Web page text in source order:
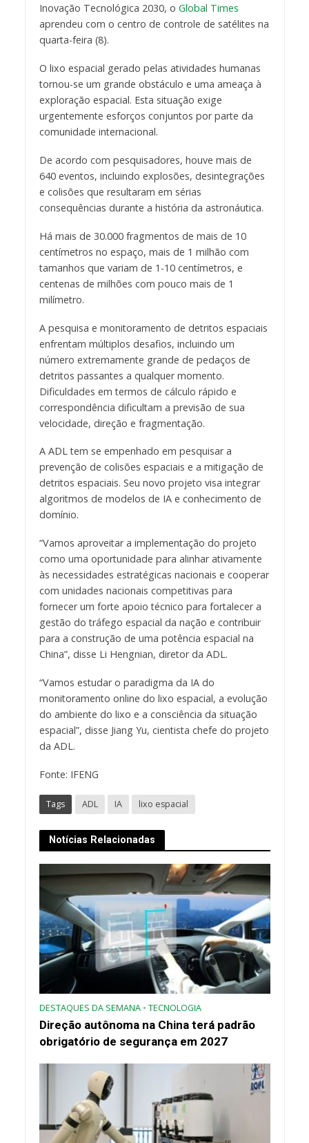
Inovação Tecnológica 2030, o Global Times
aprendeu com o centro de controle de satélites na
quarta-feira (8).
O lixo espacial gerado pelas atividades humanas
tornou-se um grande obstáculo e uma ameaça à
exploração espacial. Esta situação exige
urgentemente esforços conjuntos por parte da
comunidade internacional.
De acordo com pesquisadores, houve mais de
640 eventos, incluindo explosões, desintegrações
e colisões que resultaram em sérias
consequências durante a história da astronáutica.
Há mais de 30.000 fragmentos de mais de 10
centímetros no espaço, mais de 1 milhão com
tamanhos que variam de 1-10 centímetros, e
centenas de milhões com pouco mais de 1
milímetro.
A pesquisa e monitoramento de detritos espaciais
enfrentam múltiplos desafios, incluindo um
número extremamente grande de pedaços de
detritos passantes a qualquer momento.
Dificuldades em termos de cálculo rápido e
correspondência dificultam a previsão de sua
velocidade, direção e fragmentação.
A ADL tem se empenhado em pesquisar a
prevenção de colisões espaciais e a mitigação de
detritos espaciais. Seu novo projeto visa integrar
algoritmos de modelos de IA e conhecimento de
domínio.
“Vamos aproveitar a implementação do projeto
como uma oportunidade para alinhar ativamente
às necessidades estratégicas nacionais e cooperar
com unidades nacionais competitivas para
fornecer um forte apoio técnico para fortalecer a
gestão do tráfego espacial da nação e contribuir
para a construção de uma potência espacial na
China”, disse Li Hengnian, diretor da ADL.
“Vamos estudar o paradigma da IA do
monitoramento online do lixo espacial, a evolução
do ambiente do lixo e a consciência da situação
espacial”, disse Jiang Yu, cientista chefe do projeto
da ADL.
Fonte: IFENG
Tags ADL IA lixo espacial
Notícias Relacionadas
DESTAQUES DA SEMANA • TECNOLOGIA
Direção autônoma na China terá padrão
obrigatório de segurança em 2027